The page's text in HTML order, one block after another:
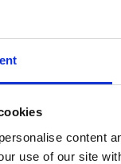
content
use of our site
ー活動